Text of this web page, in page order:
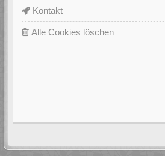
Kontakt
Alle Cookies löschen